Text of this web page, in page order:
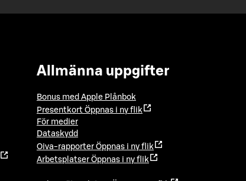
Allmänna uppgifter
Bonus med Apple Plånbok
Presentkort Öppnas i ny flik
För medier
Dataskydd
Oiva-rapporter Öppnas i ny flik
Arbetsplatser Öppnas i ny flik